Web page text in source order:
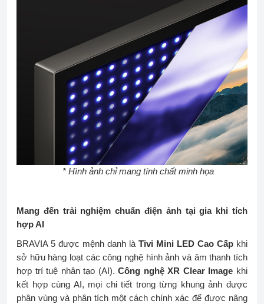
* Hình ảnh chỉ mang tính chất minh họa
Mang đến trải nghiệm chuẩn điện ảnh tại gia khi tích
hợp AI
BRAVIA 5 được mệnh danh làTivi Mini LED Cao Cấp khi
sở hữu hàng loạt các công nghệ hình ảnh và âm thanh tích
hợp trí tuệ nhân tạo (AI). Công nghệ XR Clear Image khi
kết hợp cùng AI, mọi chi tiết trong từng khung ảnh được
phân vùng và phân tích một cách chính xác để được nâng